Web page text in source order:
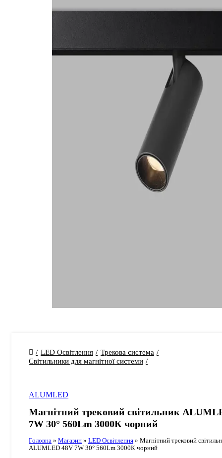
LED Освітлення
Трекова система
Світильники для магнітної системи
ALUMLED
Магнітний трековий світильник
7W 30° 560Lm 3000К чорний
Головна » Магазин » LED Освітлення » Магнітний трековий
ALUMLED 48V 7W 30° 560Lm 3000К чорний